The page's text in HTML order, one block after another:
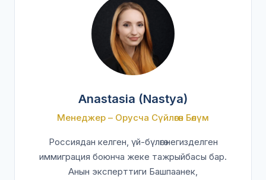
Anastasia (Nastya)
Менеджер – Орусча Сүйлөгөн Бөлүм
Россиядан келген, үй-бүлөгө негизделген
иммиграция боюнча жеке тажрыйбасы бар.
Анын эксперттиги Башпаанек,